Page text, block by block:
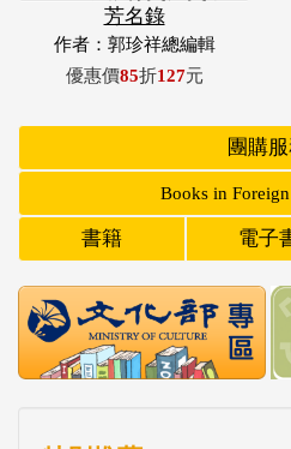
芳名錄
作者：郭珍祥總編輯
優惠價85折127元
團購
Books in
書籍 電子